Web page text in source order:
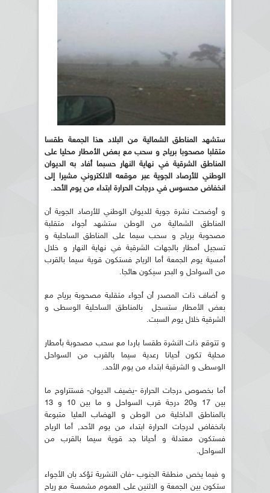
ستشهد المناطق الشمالية من البلاد هذا الجمعة طقسا
متقلبا مصحوبا برياح و سحب مع بعض الأمطار محليا على
المناطق الشرقية في نهاية النهار حسبما أفاد به الديوان
الوطني للأرصاد الجوية عبر موقعه الالكتروني مشيرا إلى
انخفاض محسوس في درجات الحرارة ابتداء من يوم الأحد.
و أوضحت نشرة جوية للديوان الوطني للأرصاد الجوية أن
المناطق الشمالية من الوطن ستشهد أجواء متقلبة
مصحوبة برياح و سحب سيما على المناطق الساحلية و
تسجيل أمطار بالجهات الشرقية في نهاية النهار و خلال
أمسية يوم الجمعة أما الرياح فستكون قوية سيما بالقرب
من السواحل و البحر سيكون هائجا.
و أضاف ذات المصدر أن أجواء متقلبة مصحوبة برياح مع
بعض الأمطار ستسجل بالمناطق الساحلية الوسطى و
الشرقية خلال يوم السبت.
و تتوقع ذات النشرة طقسا باردا مع سحب مصحوبة بأمطار
محلية تكون أحيانا رعدية سيما بالقرب من السواحل
الوسطى و الشرقية ابتداء من يوم الأحد.
أما بخصوص درجات الحرارة -يضيف الديوان- فستتراوح ما
بين 17 و20 درجة قرب السواحل و ما بين 10 و 13
بالمناطق الداخلية من الوطن و الهضاب العليا متبوعة
بانخفاض لدرجات الحرارة ابتداء من يوم الأحد, أما الرياح
فستكون معتدلة و أحيانا جد قوية سيما بالقرب من
السواحل.
و فيما يخص منطقة الجنوب -فان النشرية تؤكد بان الأجواء
ستكون بين الجمعة و الاثنين على العموم مشمسة مع رياح